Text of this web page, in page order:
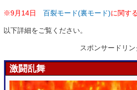
※9月14日 百裂モード(裏モード)に関す
以下詳細をご覧ください。
スポンサードリン
激闘乱舞